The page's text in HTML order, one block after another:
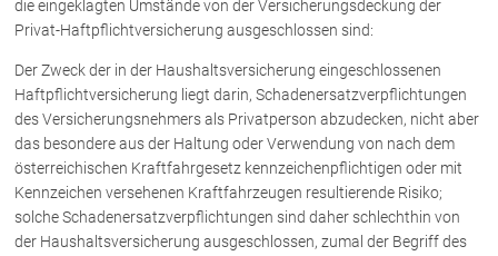
Medien
NOVUM
Fachliteratur
FAQ
Unternehmensnachfolge in der
Familie
die eingeklagten Umstände von der Versicherungsdeckung der
Privat-Haftpflichtversicherung ausgeschlossen sind:
Der Zweck der in der Haushaltsversicherung eingeschlossenen
Haftpflichtversicherung liegt darin, Schadenersatzverpflichtungen
des Versicherungsnehmers als Privatperson abzudecken, nicht aber
das besondere aus der Haltung oder Verwendung von nach dem
österreichischen Kraftfahrgesetz kennzeichenpflichtigen oder mit
Kennzeichen versehenen Kraftfahrzeugen resultierende Risiko;
solche Schadenersatzverpflichtungen sind daher schlechthin von
der Haushaltsversicherung ausgeschlossen, zumal der Begriff des